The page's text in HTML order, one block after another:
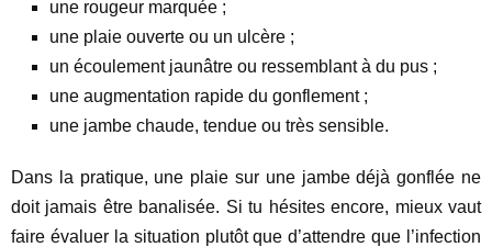
une rougeur marquée ;
une plaie ouverte ou un ulcère ;
un écoulement jaunâtre ou ressemblant à du pus ;
une augmentation rapide du gonflement ;
une jambe chaude, tendue ou très sensible.
Dans la pratique, une plaie sur une jambe déjà gonflée ne
doit jamais être banalisée. Si tu hésites encore, mieux vaut
faire évaluer la situation plutôt que d’attendre que l’infection